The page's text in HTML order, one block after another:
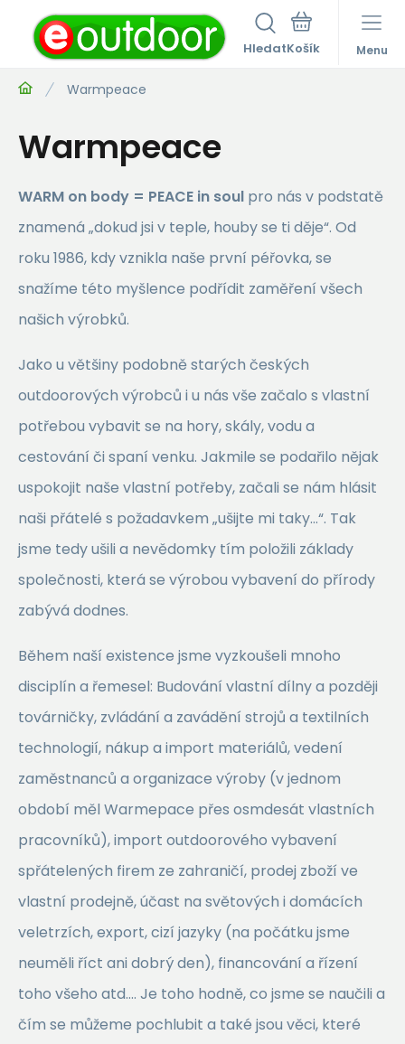
Hledat Menu
Warmpeace
Warmpeace
WARM on body = PEACE in soul pro nás v podstatě
znamená „dokud jsi v teple, houby se ti děje“. Od
roku 1986, kdy vznikla naše první péřovka, se
snažíme této myšlence podřídit zaměření všech
našich výrobků.
Jako u většiny podobně starých českých
outdoorových výrobců i u nás vše začalo s vlastní
potřebou vybavit se na hory, skály, vodu a
cestování či spaní venku. Jakmile se podařilo nějak
uspokojit naše vlastní potřeby, začali se nám hlásit
naši přátelé s požadavkem „ušijte mi taky…“. Tak
jsme tedy ušili a nevědomky tím položili základy
společnosti, která se výrobou vybavení do přírody
zabývá dodnes.
Během naší existence jsme vyzkoušeli mnoho
disciplín a řemesel: Budování vlastní dílny a později
továrničky, zvládání a zavádění strojů a textilních
technologií, nákup a import materiálů, vedení
zaměstnanců a organizace výroby (v jednom
období měl Warmepace přes osmdesát vlastních
pracovníků), import outdoorového vybavení
spřátelených firem ze zahraničí, prodej zboží ve
vlastní prodejně, účast na světových i domácích
veletrzích, export, cizí jazyky (na počátku jsme
neuměli říct ani dobrý den), financování a řízení
toho všeho atd…. Je toho hodně, co jsme se naučili a
čím se můžeme pochlubit a také jsou věci, které